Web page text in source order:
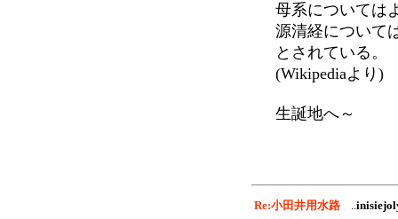
母系については
源清経について
とされている。
(Wikipediaより)
生誕地へ～
Re:小田井用水路 ..